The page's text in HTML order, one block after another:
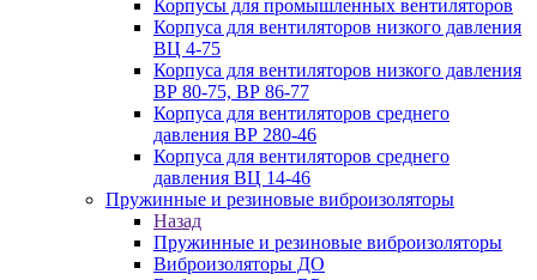
Корпусы для промышленных вентиляторов
Корпуса для вентиляторов низкого давления
ВЦ 4-75
Корпуса для вентиляторов низкого давления
ВР 80-75, ВР 86-77
Корпуса для вентиляторов среднего
давления ВР 280-46
Корпуса для вентиляторов среднего
давления ВЦ 14-46
Пружинные и резиновые виброизоляторы
Назад
Пружинные и резиновые виброизоляторы
Виброизоляторы ДО